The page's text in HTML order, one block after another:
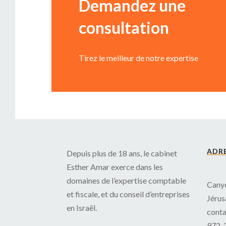
Demandez une
consultation
Tirez le meilleur de notre expertise
Depuis plus de 18 ans, le cabinet
Esther Amar exerce dans les
domaines de l’expertise comptable
et fiscale, et du conseil d’entreprises
en Israël.